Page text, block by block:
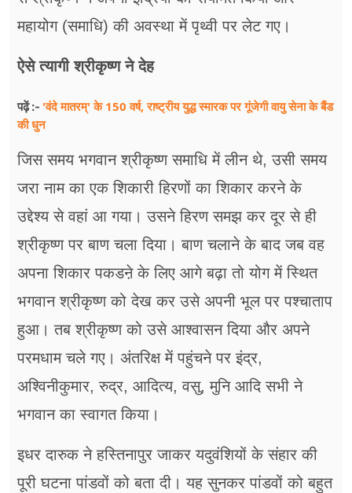
महायोग (समाधि) की अवस्था में पृथ्वी पर लेट गए।
ऐसे त्यागी श्रीकृष्ण ने देह
पढ़ें :- 'वंदे मातरम्' के 150 वर्ष, राष्ट्रीय युद्ध स्मारक पर गूंजेगी वायु सेना के बैंड
की धुन
जिस समय भगवान श्रीकृष्ण समाधि में लीन थे, उसी समय
जरा नाम का एक शिकारी हिरणों का शिकार करने के
उद्देश्य से वहां आ गया। उसने हिरण समझ कर दूर से ही
श्रीकृष्ण पर बाण चला दिया। बाण चलाने के बाद जब वह
अपना शिकार पकडऩे के लिए आगे बढ़ा तो योग में स्थित
भगवान श्रीकृष्ण को देख कर उसे अपनी भूल पर पश्चाताप
हुआ। तब श्रीकृष्ण को उसे आश्वासन दिया और अपने
परमधाम चले गए। अंतरिक्ष में पहुंचने पर इंद्र,
अश्विनीकुमार, रुद्र, आदित्य, वसु, मुनि आदि सभी ने
भगवान का स्वागत किया।
इधर दारुक ने हस्तिनापुर जाकर यदुवंशियों के संहार की
पूरी घटना पांडवों को बता दी। यह सुनकर पांडवों को बहुत